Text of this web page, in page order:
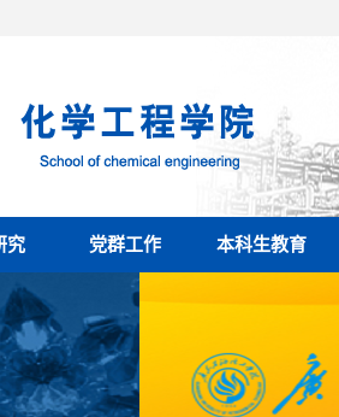
究 党群工作 本科生教育